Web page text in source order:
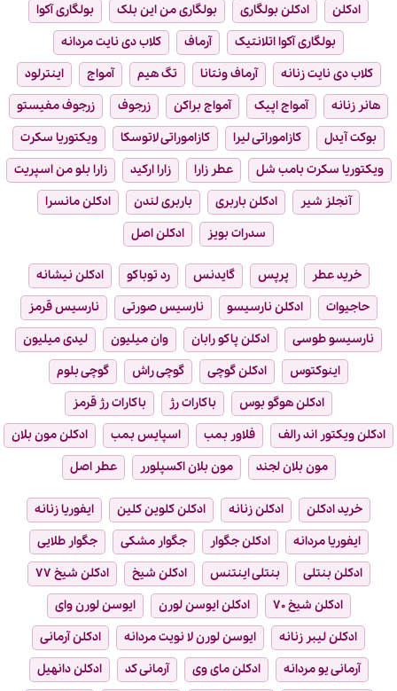
ادکلن ادکلن بولگاری بولگاری من این بلک
بولگاری آکوا
بولگاری آکوا اتلانتیک
آرماف
کلاب دی نایت مردانه
کلاب دی نایت زنانه
آرماف ونتانا تگ هیم آمواج
اینترلود
هانر زنانه
آمواج اپیک آمواج براکن زرجوف
زرجوف مفیستو
بوکت آیدل
کازاموراتی لیرا کازاموراتی لاتوسکا
ویکتوریا سکرت
ویکتوریا سکرت بامب شل
عطر زارا زارا ارکید
زارا بلو من اسپریت
آنجلز شیر
ادکلن باربری باربری لندن
ادکلن مانسرا
سدرات بویز
ادکلن اصل
خرید عطر پرپس گایدنس رد توباکو
ادکلن نیشانه
حاجیوات
ادکلن نارسیسو نارسیس صورتی
نارسیس قرمز
نارسیسو طوسی
ادکلن پاکو رابان وان میلیون
لیدی میلیون
اینوکتوس
ادکلن گوچی گوچی راش
گوچی بلوم
ادکلن هوگو بوس
باکارات رژ
باکارات رژ قرمز
ادکلن ویکتور اند رالف
فلاور بمب اسپایس بمب
ادکلن مون بلان
مون بلان لجند
مون بلان اکسپلورر عطر اصل
خرید ادکلن ادکلن زنانه ادکلن کلوین کلین
ایفوریا زنانه
ایفوریا مردانه
ادکلن جگوار جگوار مشکی
جگوار طلایی
ادکلن بنتلی
بنتلی اینتنس ادکلن شیخ
ادکلن شیخ ۷۷
ادکلن شیخ ۷۰
ادکلن ایوسن لورن
ایوسن لورن وای
ادکلن لیبر زنانه
ایوسن لورن لا نویت مردانه
ادکلن آرمانی
آرمانی یو مردانه
ادکلن مای وی آرمانی کد
ادکلن دانهیل